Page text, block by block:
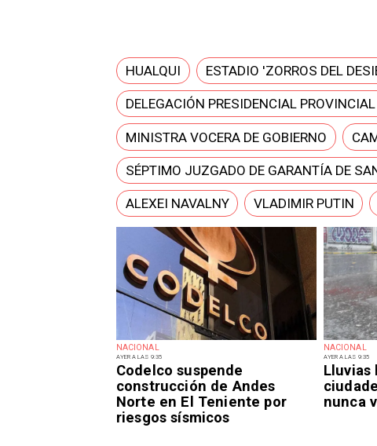
NACIONAL
AYER A LAS 9:35
Codelco suspende
construcción de Andes
Norte en El Teniente por
riesgos sísmicos
NACIONAL
AYER A LAS 9:35
Lluvias
nunca
HUALQUI ESTADIO 'ZORROS DEL
DELEGACIÓN PRESIDENCIAL
MINISTRA VOCERA DE GOBIERNO
SÉPTIMO JUZGADO DE GARANTÍA DE
ALEXEI NAVALNY VLADIMIR PUTIN